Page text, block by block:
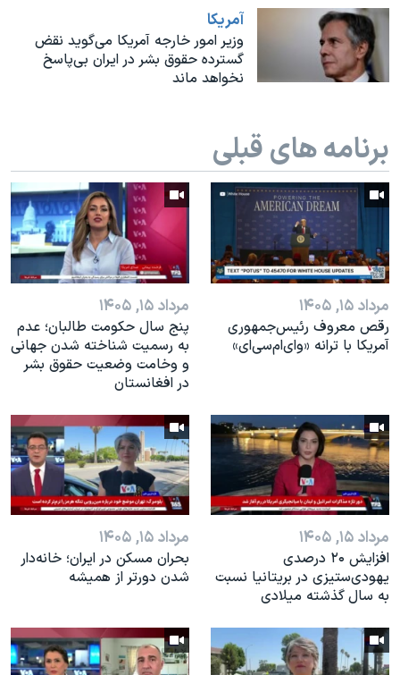
نرگس محمدی برنده جایزه نوبل صلح
همایش محافظه‌کاران آمریکا «سی‌پک»
سفر پرزیدنت ترامپ به چین
آمريکا
وزیر امور خارجه آمریکا می‌گوید نقض
گسترده حقوق بشر در ایران بی‌پاسخ
نخواهد ماند
برنامه های قبلی
مرداد ۱۵, ۱۴۰۵
رقص معروف رئیس‌جمهوری
آمریکا با ترانه «وای‌ام‌سی‌ای»
مرداد ۱۵, ۱۴۰۵
پنج سال حکومت طالبان؛ عدم
به رسمیت شناخته شدن جهانی
و وخامت وضعیت حقوق بشر
در افغانستان
مرداد ۱۵, ۱۴۰۵
افزایش ۲۰ درصدی
یهودی‌ستیزی در بریتانیا نسبت
به سال گذشته میلادی
مرداد ۱۵, ۱۴۰۵
بحران مسکن در ایران؛ خانه‌دار
شدن دورتر از همیشه